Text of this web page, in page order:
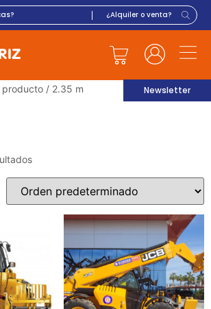
Newsletter
/ 2.35 m